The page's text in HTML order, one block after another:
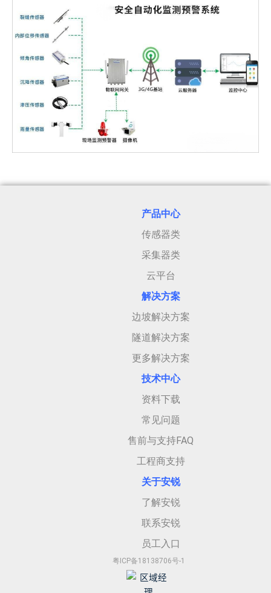
产品中心
传感器类
采集器类
云平台
解决方案
边坡解决方案
隧道解决方案
更多解决方案
技术中心
资料下载
常见问题
售前与支持FAQ
工程商支持
关于安锐
了解安锐
联系安锐
员工入口
粤ICP备18138706号-1